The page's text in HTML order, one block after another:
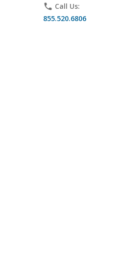
phone Call Us:
855.520.6806